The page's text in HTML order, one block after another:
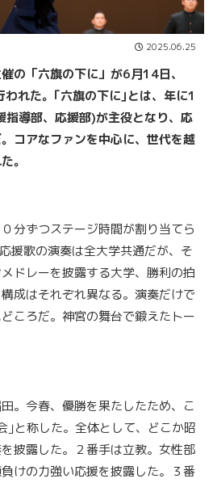
2025.06.25
の「六旗の下に」が6月14日、
われた。｢六旗の下に｣とは、年に1
指導部、応援部)が主役となり、応
コアなファンを中心に、世代を越
。
分ずつステージ時間が割り当てら
援歌の演奏は全大学共通だが、そ
ドレーを披露する大学、勝利の拍
成はそれぞれ異なる。演奏だけで
ころだ。神宮の舞台で鍛えたトー
。今春、優勝を果たしたため、こ
｣と称した。全体として、どこか昭
披露した。２番手は立教。女性部
けの力強い応援を披露した。３番